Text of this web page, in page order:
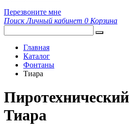
Перезвоните мне
Поиск Личный кабинет 0 Корзина
Главная
Каталог
Фонтаны
Тиара
Тиара